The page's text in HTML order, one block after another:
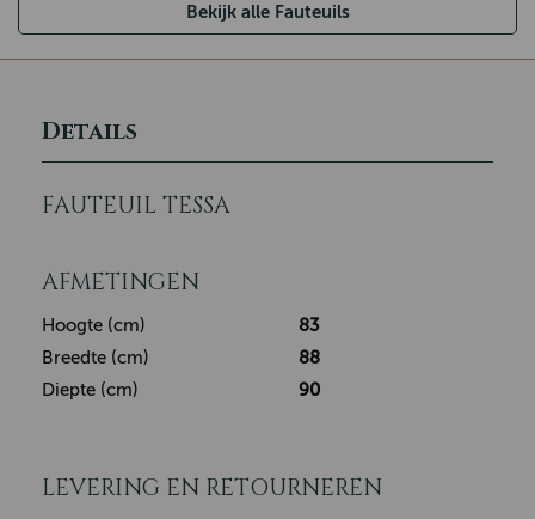
Bekijk alle Fauteuils
Details
FAUTEUIL TESSA
AFMETINGEN
Hoogte (cm)
83
Breedte (cm)
88
Diepte (cm)
90
LEVERING EN RETOURNEREN